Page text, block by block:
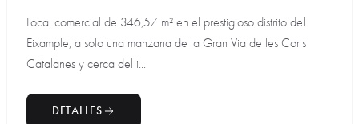
Local comercial de 346,57 m² en el prestigioso distrito del
Eixample, a solo una manzana de la Gran Via de les Corts
Catalanes y cerca del i...
DETALLES